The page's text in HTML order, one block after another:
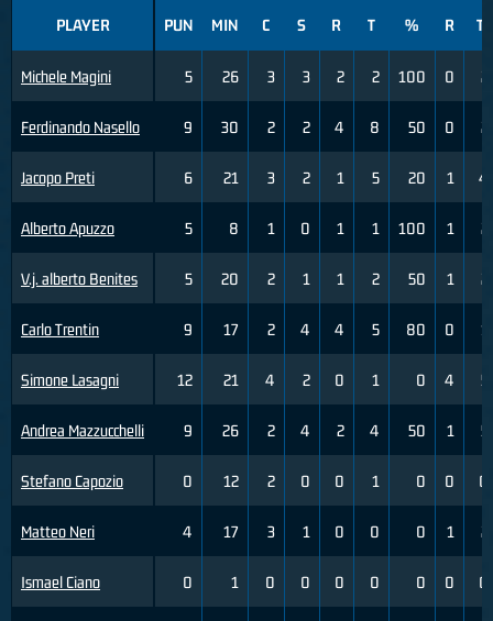
PLAYER
Michele Magini
Ferdinando Nasello
Jacopo Preti
Alberto Apuzzo
V.j. alberto Benites
Carlo Trentin
Simone Lasagni
Andrea Mazzucchelli
Stefano Capozio
Matteo Neri
Ismael Ciano
PUN MIN C S R T % R T
5 26 3 3 2 2 100 0 2
9 30 2 2 4 8 50 0 2
6 21 3 2 1 5 20 1 4
5 8 1 0 1 1 100 1 2
5 20 2 1 1 2 50 1 2
9 17 2 4 4 5 80 0 1
12 21 4 2 0 1 0 4 5
9 26 2 4 2 4 50 1 5
0 12 2 0 0 1 0 0 0
4 17 3 1 0 0 0 1 2
0 1 0 0 0 0 0 0 0